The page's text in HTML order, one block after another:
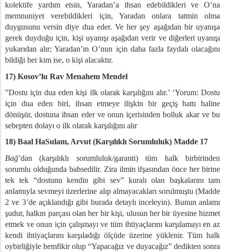
kolektife yardım etsin, Yaradan’a ihsan edebildikleri ve O’na
memnuniyet verebildikleri için, Yaradan onlara tatmin olma
duygusunu versin diye dua eder. Ve her şey aşağıdan bir uyanışa
gerek duyduğu için, kişi uyanışı aşağıdan verir ve diğerleri uyanışı
yukarıdan alır; Yaradan’ın O’nun için daha fazla faydalı olacağını
bildiği her kim ise, o kişi alacaktır.
17) Kosov’lu Rav Menahem Mendel
”Dostu için dua eden kişi ilk olarak karşılığını alır.’ ‘Yorum: Dostu
için dua eden biri, ihsan etmeye ilişkin bir geçiş hattı haline
dönüşür, dostuna ihsan eder ve onun içerisinden bolluk akar ve bu
sebepten dolayı o ilk olarak karşılığını alır
18) Baal HaSulam, Arvut (Karşılıklı Sorumluluk) Madde 17
Bağ’dan (karşılıklı sorumluluk/garanti) tüm halk birbirinden
sorumlu olduğunda bahsedilir. Zira ilmin ifşasından önce her birine
tek tek “dostunu kendin gibi sev” kuralı olan başkalarını tam
anlamıyla sevmeyi üzerlerine alıp almayacakları sorulmuştu (Madde
2 ve 3’de açıklandığı gibi burada detaylı inceleyin). Bunun anlamı
şudur, halkın parçası olan her bir kişi, ulusun her bir üyesine hizmet
etmek ve onun için çalışmayı ve tüm ihtiyaçlarını karşılamayı en az
kendi ihtiyaçlarını karşıladığı ölçüde üzerine yüklenir. Tüm halk
oybirliğiyle hemfikir olup “Yapacağız ve duyacağız” dedikten sonra